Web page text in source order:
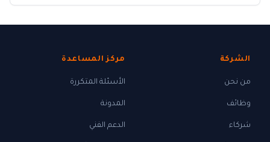
الشركة
من نحن
وظائف
شركاء
مركز المساعدة
الأسئلة المتكررة
المدونة
الدعم الفني